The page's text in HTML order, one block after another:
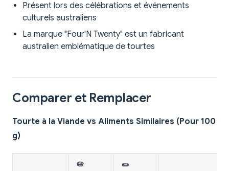
Présent lors des célébrations et événements
culturels australiens
La marque "Four'N Twenty" est un fabricant
australien emblématique de tourtes
Comparer et Remplacer
Tourte à la Viande vs Aliments Similaires (Pour 100
g)
🥧
🌯